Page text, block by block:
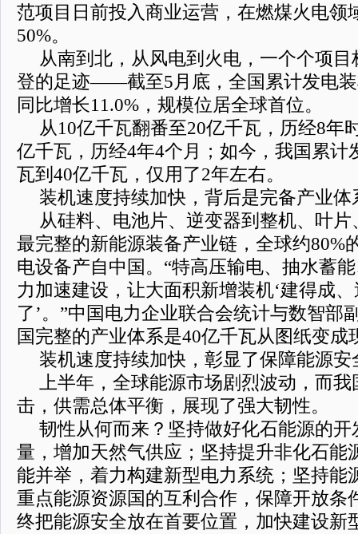
范项目日前投入商业运营，在燃煤火电领
50%。
从南到北，从风电到火电，一个个项
登的足迹——截至5月底，全国累计发电装
同比增长11.0%，规模位居全球首位。
从10亿千瓦翻番至20亿千瓦，历经8年
亿千瓦，历经4年4个月；如今，我国累计
瓦到40亿千瓦，仅用了2年左右。
装机速度持续加快，背后是完备产业
从硅料、电池片、逆变器到整机、叶
最完整的新能源装备产业链，全球约80%
电设备产自中国。“特高压输电、抽水蓄
力加速建设，让大面积新增装机‘建得成
了’。”中国电力企业联合会统计与数智部
国完整的产业体系是40亿千瓦从图纸变成
装机速度持续加快，彰显了保障能源
上半年，全球能源市场剧烈波动，而
击，供需总体平衡，展现了强大韧性。
韧性从何而来？坚持做好化石能源的
量，增加天然气供应；坚持提升非化石能
能并举，着力构建新型电力系统；坚持能
重点能源资源国的互利合作，保障开放
终把能源安全放在首要位置，加快建设新